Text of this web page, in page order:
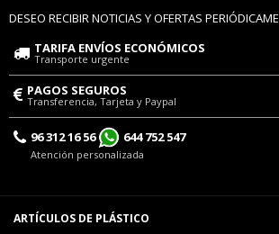
DESEO RECIBIR NOTICIAS Y OFERTAS
TARIFA ENVÍOS ECONÓMICOS
Transporte urgente
PAGOS SEGUROS
Transferencia, Tarjeta y Paypal
96 312 16 56 644 752 547
Atención personalizada
ARTÍCULOS DE PLÁSTICO